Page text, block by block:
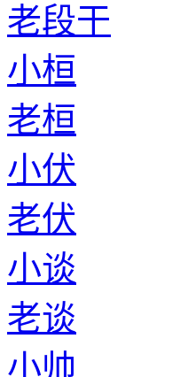
老段干
小桓
老桓
小伏
老伏
小谈
老谈
小帅